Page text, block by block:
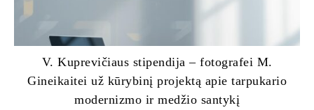
V. Kuprevičiaus stipendija – fotografei M.
Gineikaitei už kūrybinį projektą apie tarpukario
modernizmo ir medžio santykį